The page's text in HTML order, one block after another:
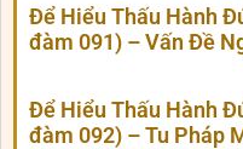
Để Hiểu Thấu Hành
đàm 091) – Vấn Đề
Để Hiểu Thấu Hành
đàm 092) – Tu Pháp